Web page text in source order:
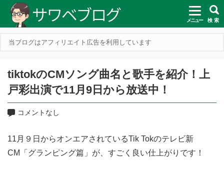
メニュー 検 索
当ブログはアフィリエイト広告を利用しています
tiktokのCMソング曲名と歌手を紹介！上
戸彩出演で11月9日から放送中！
コメントなし
11月９日からオンエアされているTik Tokのテレビ新
CM「グランピング篇」が、すごく良い仕上がりです！